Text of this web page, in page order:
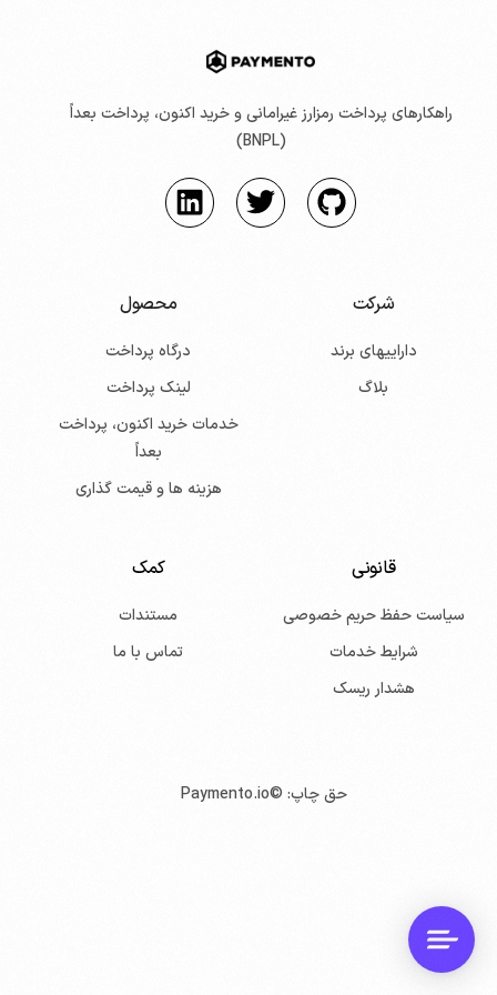
راهکارهای پرداخت رمزارز غیرامانی و خرید اکنون، پرداخت بعداً
(BNPL)
شرکت
داراییهای برند
بلاگ
محصول
درگاه پرداخت
لینک پرداخت
خدمات خرید اکنون، پرداخت
بعداً
هزینه ها و قیمت گذاری
قانونی
سیاست حفظ حریم خصوصی
شرایط خدمات
هشدار ریسک
کمک
مستندات
تماس با ما
حق چاپ: ©Paymento.io